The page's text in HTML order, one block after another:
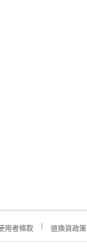
用者條款 退換貨政策